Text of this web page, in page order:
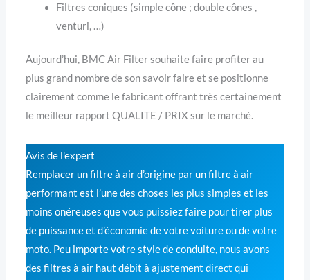
Filtres coniques (simple cône ; double cônes ,
venturi, …)
Aujourd’hui, BMC Air Filter souhaite faire profiter au
plus grand nombre de son savoir faire et se positionne
clairement comme le fabricant offrant très certainement
le meilleur rapport QUALITE / PRIX sur le marché.
Avis de l'expert
Remplacer un filtre à air d’origine par un filtre à air
performant est l’une des choses les plus simples et les
moins onéreuses que vous puissiez faire pour tirer plus
de puissance et d’économie de votre voiture ou de votre
moto. Peu importe votre style de conduite, nous avons
des filtres à air haut débit à ajustement direct qui